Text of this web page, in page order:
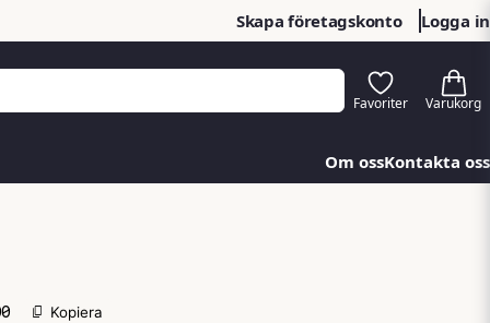
Skapa företagskonto Logga in
Om ossKontakta oss
Kopiera